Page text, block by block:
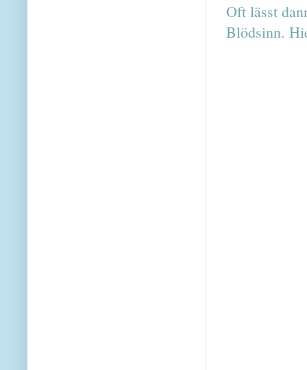
Oft lässt
Blödsinn.